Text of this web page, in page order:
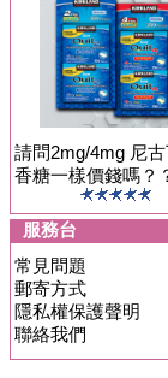
請問2mg/4mg 尼古
香糖一樣價錢嗎？
服務台
常見問題
郵寄方式
隱私權保護聲明
聯絡我們